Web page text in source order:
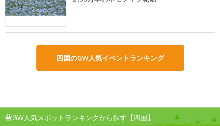
四国のGW人気イベントランキング
GW人気スポットランキングから探す【四国】